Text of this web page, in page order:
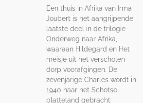
Een thuis in Afrika van Irma
Joubert is het aangrijpende
laatste deel in de trilogie
Onderweg naar Afrika,
waaraan Hildegard en Het
meisje uit het verscholen
dorp voorafgingen. De
zevenjarige Charles wordt in
1940 naar het Schotse
platteland gebracht